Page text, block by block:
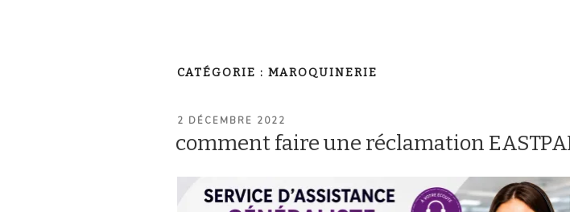
CATÉGORIE : MAROQUINERIE
PUBLIÉ
2 DÉCEMBRE 2022
comment faire une réclamation